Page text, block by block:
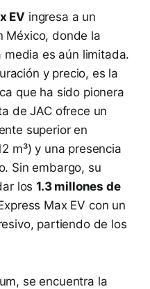
EV ingresa a un
México, donde la
es aún limitada.
y precio, es la
que ha sido pionera
de JAC ofrece un
superior en
m³) y una presencia
Sin embargo, su
los1.3 millones de
Max EV con un
partiendo de los
se encuentra la